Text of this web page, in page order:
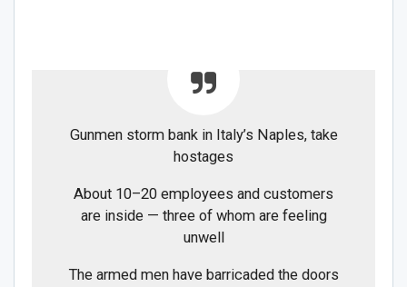
Gunmen storm bank in Italy’s Naples, take
hostages
About 10–20 employees and customers
are inside — three of whom are feeling
unwell
The armed men have barricaded the doors